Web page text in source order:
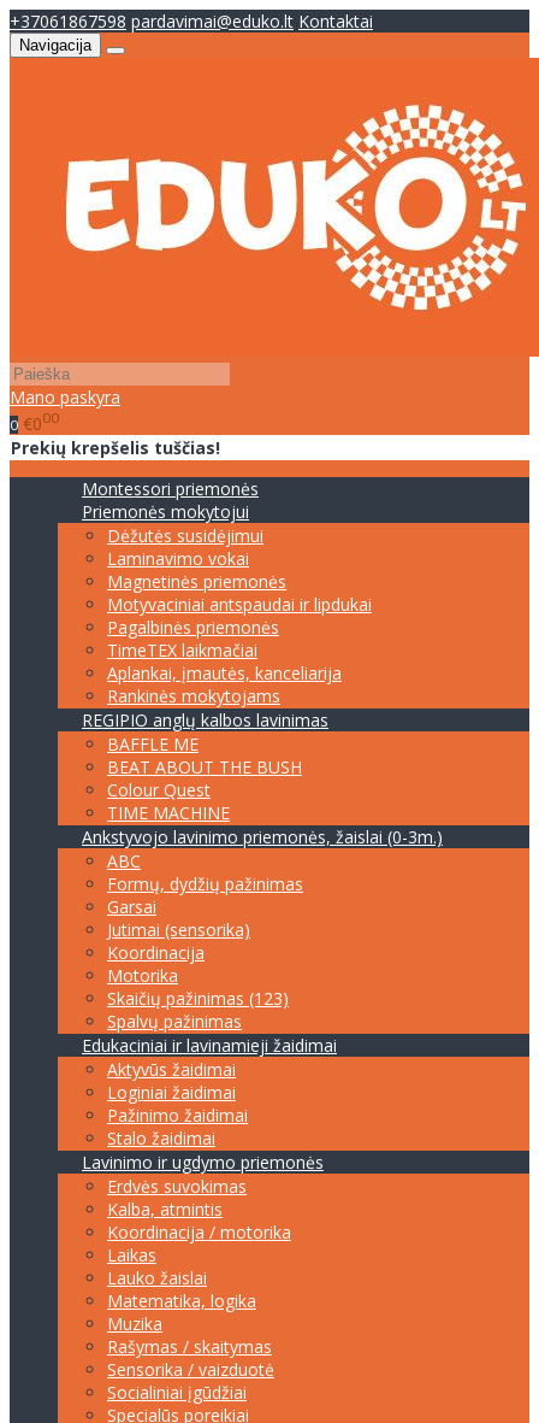
+37061867598 pardavimai@eduko.lt Kontaktai
Navigacija
Mano paskyra
0 €000
Prekių krepšelis tuščias!
Montessori priemonės
Priemonės mokytojui
Dėžutės susidėjimui
Laminavimo vokai
Magnetinės priemonės
Motyvaciniai antspaudai ir lipdukai
Pagalbinės priemonės
TimeTEX laikmačiai
Aplankai, įmautės, kanceliarija
Rankinės mokytojams
REGIPIO anglų kalbos lavinimas
BAFFLE ME
BEAT ABOUT THE BUSH
Colour Quest
TIME MACHINE
Ankstyvojo lavinimo priemonės, žaislai (0-3m.)
ABC
Formų, dydžių pažinimas
Garsai
Jutimai (sensorika)
Koordinacija
Motorika
Skaičių pažinimas (123)
Spalvų pažinimas
Edukaciniai ir lavinamieji žaidimai
Aktyvūs žaidimai
Loginiai žaidimai
Pažinimo žaidimai
Stalo žaidimai
Lavinimo ir ugdymo priemonės
Erdvės suvokimas
Kalba, atmintis
Koordinacija / motorika
Laikas
Lauko žaislai
Matematika, logika
Muzika
Rašymas / skaitymas
Sensorika / vaizduotė
Socialiniai įgūdžiai
Specialūs poreikiai